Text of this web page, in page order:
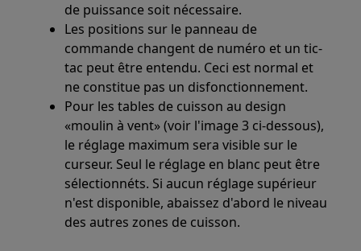
de puissance soit nécessaire.
Les positions sur le panneau de
commande changent de numéro et un tic-
tac peut être entendu. Ceci est normal et
ne constitue pas un disfonctionnement.
Pour les tables de cuisson au design
«moulin à vent» (voir l'image 3 ci-dessous),
le réglage maximum sera visible sur le
curseur. Seul le réglage en blanc peut être
sélectionnéts. Si aucun réglage supérieur
n'est disponible, abaissez d'abord le niveau
des autres zones de cuisson.